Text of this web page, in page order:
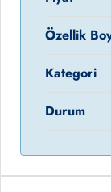
Özellik
Kategori
Durum